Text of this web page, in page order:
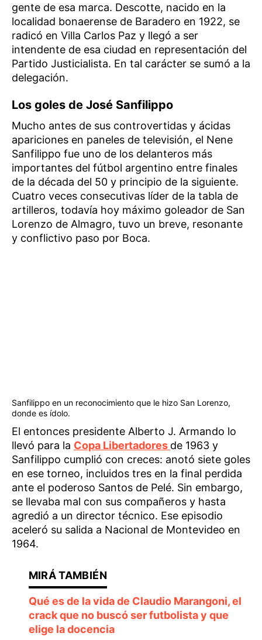
gente de esa marca. Descotte, nacido en la
localidad bonaerense de Baradero en 1922, se
radicó en Villa Carlos Paz y llegó a ser
intendente de esa ciudad en representación del
Partido Justicialista. En tal carácter se sumó a la
delegación.
Los goles de José Sanfilippo
Mucho antes de sus controvertidas y ácidas
apariciones en paneles de televisión, el Nene
Sanfilippo fue uno de los delanteros más
importantes del fútbol argentino entre finales
de la década del 50 y principio de la siguiente.
Cuatro veces consecutivas líder de la tabla de
artilleros, todavía hoy máximo goleador de San
Lorenzo de Almagro, tuvo un breve, resonante
y conflictivo paso por Boca.
Sanfilippo en un reconocimiento que le hizo San Lorenzo,
donde es ídolo.
El entonces presidente Alberto J. Armando lo
llevó para la Copa Libertadores de 1963 y
Sanfilippo cumplió con creces: anotó siete goles
en ese torneo, incluidos tres en la final perdida
ante el poderoso Santos de Pelé. Sin embargo,
se llevaba mal con sus compañeros y hasta
agredió a un director técnico. Ese episodio
aceleró su salida a Nacional de Montevideo en
1964.
Qué es de la vida de Claudio Marangoni, el
crack que no buscó ser futbolista y que
elige la docencia